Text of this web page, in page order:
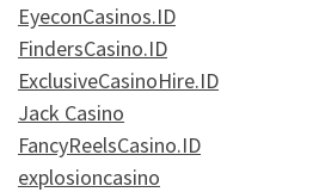
EyeconCasinos.ID
FindersCasino.ID
ExclusiveCasinoHire.ID
Jack Casino
FancyReelsCasino.ID
explosioncasino